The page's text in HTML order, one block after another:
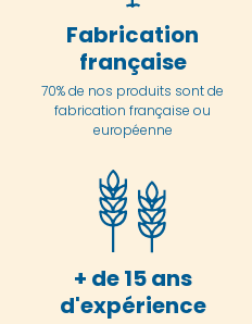
Fabrication
française
70% de nos produits sont de
fabrication française ou
européenne
+ de 15 ans
d'expérience